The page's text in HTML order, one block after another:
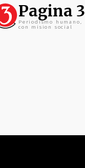
Pagina 3
Periodismo humano,
con mision social